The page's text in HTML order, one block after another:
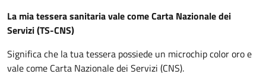
La mia tessera sanitaria vale come Carta Nazionale dei
Servizi (TS-CNS)
Significa che la tua tessera possiede un microchip color oro e
vale come Carta Nazionale dei Servizi (CNS).